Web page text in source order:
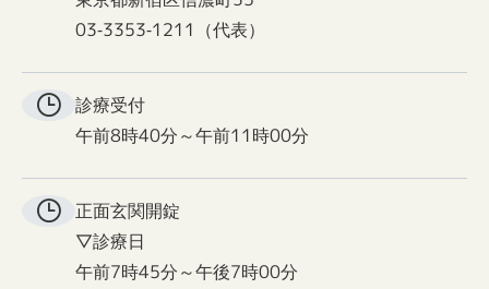
03-3353-1211（代表）
診療受付
午前8時40分～午前11時00分
正面玄関開錠
▽診療日
午前7時45分～午後7時00分